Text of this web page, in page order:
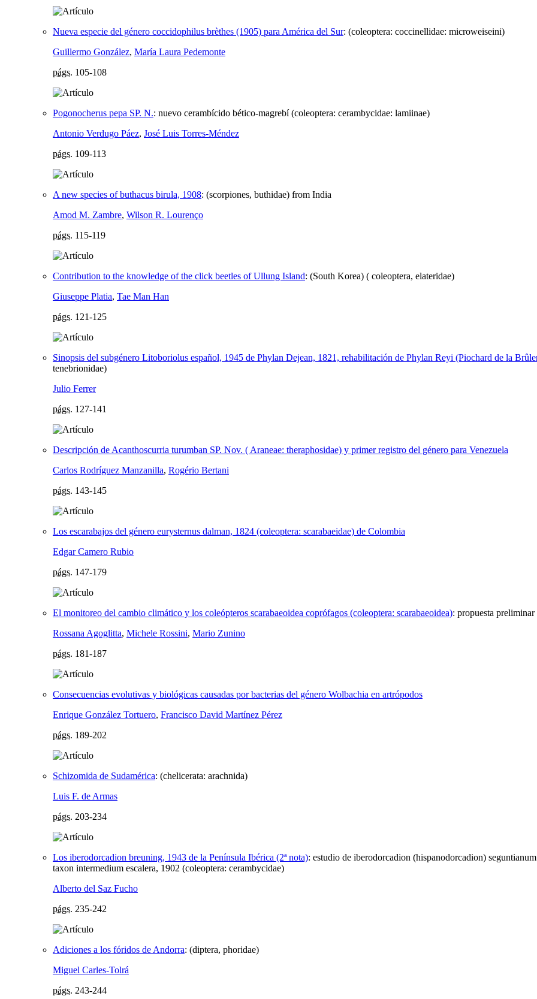
Nueva especie del género coccidophilus brèthes (1905) para América del Sur: (coleoptera: coccinellidae: microweiseini)
Guillermo González, María Laura Pedemonte
págs. 105-108
Pogonocherus pepa SP. N.: nuevo cerambícido bético-magrebí (coleoptera: cerambycidae: lamiinae)
Antonio Verdugo Páez, José Luis Torres-Méndez
págs. 109-113
A new species of buthacus birula, 1908: (scorpiones, buthidae) from India
Amod M. Zambre, Wilson R. Lourenço
págs. 115-119
Contribution to the knowledge of the click beetles of Ullung Island: (South Korea) ( coleoptera, elateridae)
Giuseppe Platia, Tae Man Han
págs. 121-125
Sinopsis del subgénero Litoboriolus español, 1945 de Phylan Dejean, 1821, rehabilitación de Phylan Reyi (Piochard de la
tenebrionidae)
Julio Ferrer
págs. 127-141
Descripción de Acanthoscurria turumban SP. Nov. ( Araneae: theraphosidae) y primer registro del género para Venezuela
Carlos Rodríguez Manzanilla, Rogério Bertani
págs. 143-145
Los escarabajos del género eurysternus dalman, 1824 (coleoptera: scarabaeidae) de Colombia
Edgar Camero Rubio
págs. 147-179
El monitoreo del cambio climático y los coleópteros scarabaeoidea coprófagos (coleoptera: scarabaeoidea): propuesta preliminar
Rossana Agoglitta, Michele Rossini, Mario Zunino
págs. 181-187
Consecuencias evolutivas y biológicas causadas por bacterias del género Wolbachia en artrópodos
Enrique González Tortuero, Francisco David Martínez Pérez
págs. 189-202
Schizomida de Sudamérica: (chelicerata: arachnida)
Luis F. de Armas
págs. 203-234
Los iberodorcadion breuning, 1943 de la Península Ibérica (2ª nota): estudio de iberodorcadion (hispanodorcadion)
taxon intermedium escalera, 1902 (coleoptera: cerambycidae)
Alberto del Saz Fucho
págs. 235-242
Adiciones a los fóridos de Andorra: (diptera, phoridae)
Miguel Carles-Tolrá
págs. 243-244